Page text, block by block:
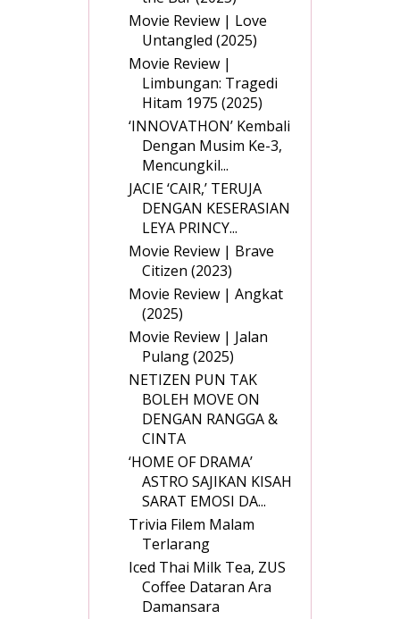
Movie Review | Love
Untangled (2025)
Movie Review |
Limbungan: Tragedi
Hitam 1975 (2025)
‘INNOVATHON’ Kembali
Dengan Musim Ke-3,
Mencungkil...
JACIE ‘CAIR,’ TERUJA
DENGAN KESERASIAN
LEYA PRINCY...
Movie Review | Brave
Citizen (2023)
Movie Review | Angkat
(2025)
Movie Review | Jalan
Pulang (2025)
NETIZEN PUN TAK
BOLEH MOVE ON
DENGAN RANGGA &
CINTA
‘HOME OF DRAMA’
ASTRO SAJIKAN KISAH
SARAT EMOSI DA...
Trivia Filem Malam
Terlarang
Iced Thai Milk Tea, ZUS
Coffee Dataran Ara
Damansara